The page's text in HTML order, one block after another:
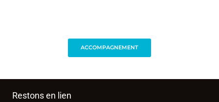
ACCOMPAGNEMENT
Restons en lien